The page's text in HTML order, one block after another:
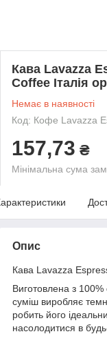
Кава Lavazza
Coffee Італія
Немає в наявності
Код: Кофе Lavazza
157,73 ₴
Мінімальна сума
Опис
Кава Lavazza
Виготовлена з 100%
суміш виробляє
робить його
насолодитися в